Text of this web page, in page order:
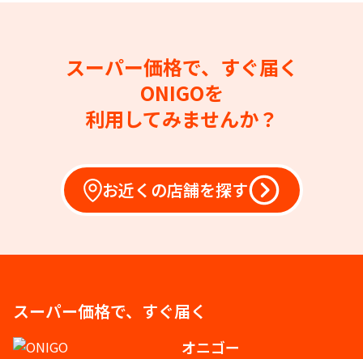
スーパー価格で、すぐ届く
ONIGOを
利用してみませんか？
お近くの店舗を探す
スーパー価格で、すぐ届く
オニゴー